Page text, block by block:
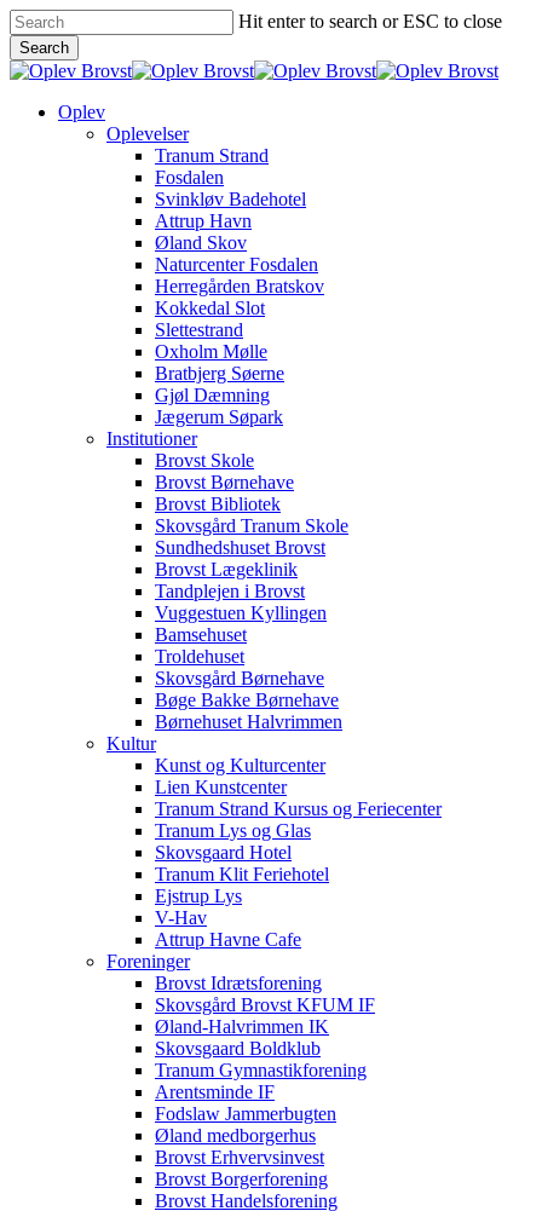
Skip
to
main
content
Hit enter to search or ESC to close
Search
Close
Menu
Oplev
Oplevelser
Tranum Strand
Fosdalen
Svinkløv Badehotel
Attrup Havn
Øland Skov
Naturcenter Fosdalen
Herregården Bratskov
Kokkedal Slot
Slettestrand
Oxholm Mølle
Bratbjerg Søerne
Gjøl Dæmning
Jægerum Søpark
Institutioner
Brovst Skole
Brovst Børnehave
Brovst Bibliotek
Skovsgård Tranum Skole
Sundhedshuset Brovst
Brovst Lægeklinik
Tandplejen i Brovst
Vuggestuen Kyllingen
Bamsehuset
Troldehuset
Skovsgård Børnehave
Bøge Bakke Børnehave
Børnehuset Halvrimmen
Kultur
Kunst og Kulturcenter
Lien Kunstcenter
Tranum Strand Kursus og Feriecenter
Tranum Lys og Glas
Skovsgaard Hotel
Tranum Klit Feriehotel
Ejstrup Lys
V-Hav
Attrup Havne Cafe
Foreninger
Brovst Idrætsforening
Skovsgård Brovst KFUM IF
Øland-Halvrimmen IK
Skovsgaard Boldklub
Tranum Gymnastikforening
Arentsminde IF
Fodslaw Jammerbugten
Øland medborgerhus
Brovst Erhvervsinvest
Brovst Borgerforening
Brovst Handelsforening
Menu